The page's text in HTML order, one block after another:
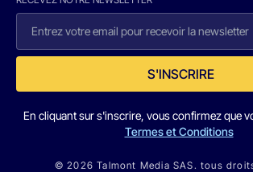
S'INSCRIRE
En cliquant sur s'inscrire, vous confirmez que
Termes et Conditions
© 2026 Talmont Media SAS. tous